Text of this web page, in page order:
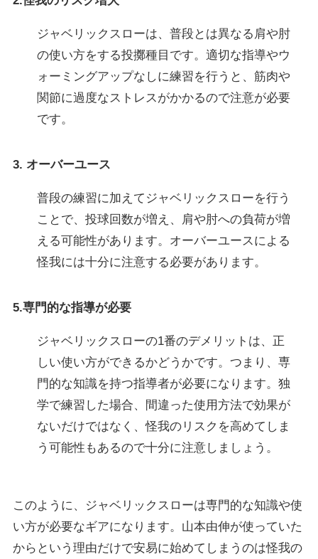
ジャベリックスローは、普段とは異なる肩や肘
の使い方をする投擲種目です。適切な指導やウ
ォーミングアップなしに練習を行うと、筋肉や
関節に過度なストレスがかかるので注意が必要
です。
3. オーバーユース
普段の練習に加えてジャベリックスローを行う
ことで、投球回数が増え、肩や肘への負荷が増
える可能性があります。オーバーユースによる
怪我には十分に注意する必要があります。
5.専門的な指導が必要
ジャベリックスローの1番のデメリットは、正
しい使い方ができるかどうかです。つまり、専
門的な知識を持つ指導者が必要になります。独
学で練習した場合、間違った使用方法で効果が
ないだけではなく、怪我のリスクを高めてしま
う可能性もあるので十分に注意しましょう。
このように、ジャベリックスローは専門的な知識や使
い方が必要なギアになります。山本由伸が使っていた
からという理由だけで安易に始めてしまうのは怪我の